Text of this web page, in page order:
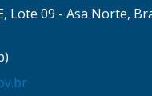
Lote 09 - Asa Norte,